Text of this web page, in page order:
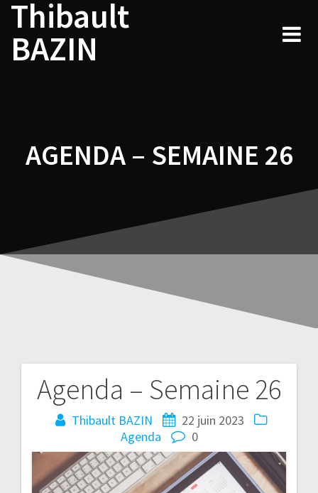
Skip
content
Thibault
BAZIN
AGENDA – SEMAINE 26
Agenda – Semaine 26
Thibault BAZIN
22 juin 2023
Agenda
0
Navigation
de